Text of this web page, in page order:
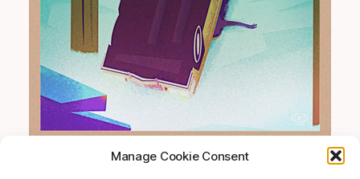
Manage Cookie Consent